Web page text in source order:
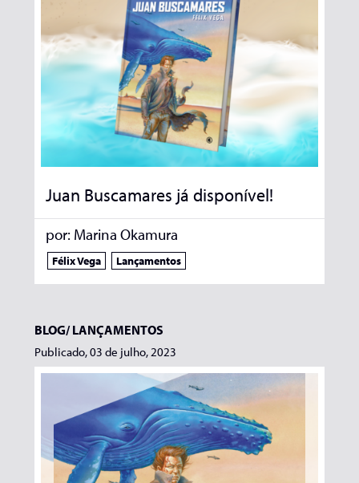
Juan Buscamares já disponível!
por: Marina Okamura
Félix Vega Lançamentos
BLOG/LANÇAMENTOS
Publicado, 03 de julho, 2023